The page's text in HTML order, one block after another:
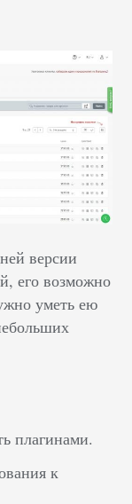
версии
его возможно
уметь ею
плагинами.
к